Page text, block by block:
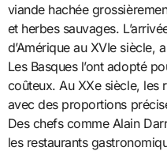
viande hachée
et herbes sauvages.
d’Amérique au XVIe siècle,
Les Basques l’ont adopté
coûteux. Au XXe siècle, les
avec des proportions
Des chefs comme Alain
les restaurants